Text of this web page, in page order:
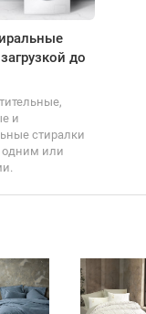
до
и
стиралки
одним или